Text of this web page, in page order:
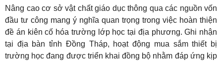
Nâng cao cơ sở vật chất giáo dục thông qua các nguồn vốn
đầu tư công mang ý nghĩa quan trọng trong việc hoàn thiện
đề án kiên cố hóa trường lớp học tại địa phương. Ghi nhận
tại địa bàn tỉnh Đồng Tháp, hoạt động mua sắm thiết bị
trường học đang được triển khai đồng bộ nhằm đáp ứng kịp